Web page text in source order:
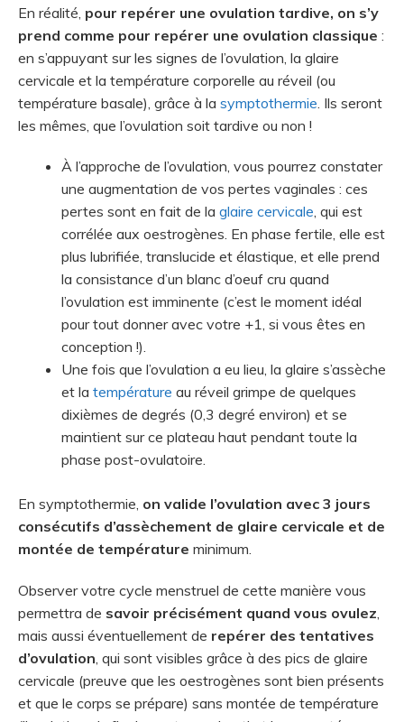
En réalité, pour repérer une ovulation tardive, on s’y
prend comme pour repérer une ovulation classique :
en s’appuyant sur les signes de l’ovulation, la glaire
cervicale et la température corporelle au réveil (ou
température basale), grâce à la symptothermie . Ils seront
les mêmes, que l’ovulation soit tardive ou non !
À l’approche de l’ovulation, vous pourrez constater
une augmentation de vos pertes vaginales : ces
pertes sont en fait de la glaire cervicale, qui est
corrélée aux oestrogènes. En phase fertile, elle est
plus lubrifiée, translucide et élastique, et elle prend
la consistance d’un blanc d’oeuf cru quand
l’ovulation est imminente (c’est le moment idéal
pour tout donner avec votre +1, si vous êtes en
conception !).
Une fois que l’ovulation a eu lieu, la glaire s’assèche
et la température au réveil grimpe de quelques
dixièmes de degrés (0,3 degré environ) et se
maintient sur ce plateau haut pendant toute la
phase post-ovulatoire.
En symptothermie, on valide l’ovulation avec 3 jours
consécutifs d’assèchement de glaire cervicale et de
montée de température minimum.
Observer votre cycle menstruel de cette manière vous
permettra de savoir précisément quand vous ovulez,
mais aussi éventuellement de repérer des tentatives
d’ovulation, qui sont visibles grâce à des pics de glaire
cervicale (preuve que les oestrogènes sont bien présents
et que le corps se prépare) sans montée de température